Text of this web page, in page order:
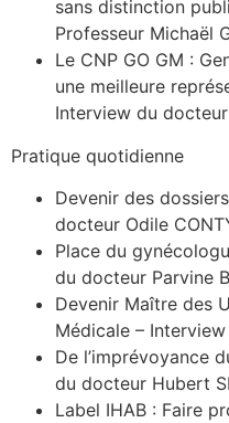
sans distinction
Professeur Michaël
Le CNP GO GM :
une meilleure
Interview du docteur
Pratique quotidienne
Devenir des
docteur Odile
Place du
du docteur Parvine
Devenir Maître des
Médicale –
De l’imprévoyance
du docteur Hubert
Label IHAB : Faire